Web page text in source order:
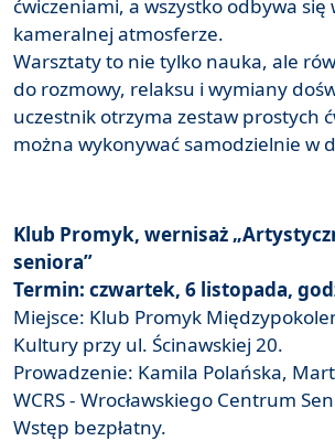
ćwiczeniami, a wszystko odbywa się
kameralnej atmosferze.
Warsztaty to nie tylko nauka, ale
do rozmowy, relaksu i wymiany
uczestnik otrzyma zestaw prostych
można wykonywać samodzielnie w
Klub Promyk, wernisaż
seniora”
Termin: czwartek, 6 listopada,
Miejsce: Klub Promyk
Kultury przy ul. Ścinawskiej 20.
Prowadzenie: Kamila Polańska,
WCRS - Wrocławskiego Centrum
Wstęp bezpłatny.